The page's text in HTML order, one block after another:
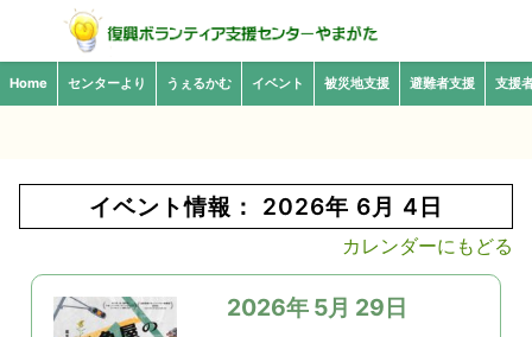
Home センターより うぇるかむ イベント 被災地支援 避難者支援 支援
イベント情報： 2026年 6月 4日
カレンダーにもどる
2026年 5月 29日